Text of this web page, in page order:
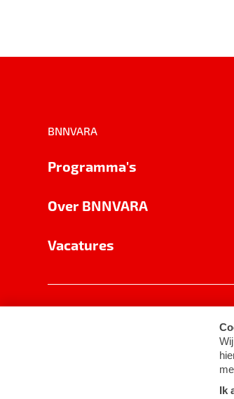
BNNVARA
Programma's
Over BNNVARA
Vacatures
Cookie-instellingen